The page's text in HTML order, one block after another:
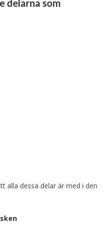
delarna som
alla dessa delar är med i den